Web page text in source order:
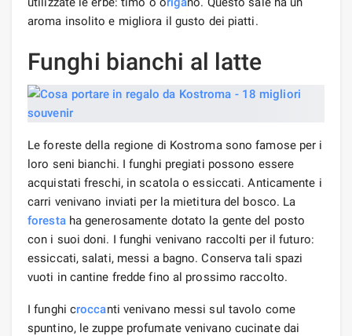
aroma insolito e migliora il gusto dei piatti.
Funghi bianchi al latte
Le foreste della regione di Kostroma sono famose per i
loro seni bianchi. I funghi pregiati possono essere
acquistati freschi, in scatola o essiccati. Anticamente i
carri venivano inviati per la mietitura del bosco. La
forestaha generosamente dotato la gente del posto
con i suoi doni. I funghi venivano raccolti per il futuro:
essiccati, salati, messi a bagno. Conserva tali spazi
vuoti in cantine fredde fino al prossimo raccolto.
I funghi croccanti venivano messi sul tavolo come
spuntino, le zuppe profumate venivano cucinate dai